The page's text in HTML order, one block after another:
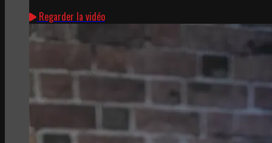
Regarder la vidéo